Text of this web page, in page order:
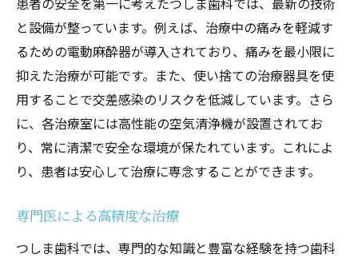
と設備が整っています。例えば、治療中の痛みを軽減す
るための電動麻酔器が導入されており、痛みを最小限に
抑えた治療が可能です。また、使い捨ての治療器具を使
用することで交差感染のリスクを低減しています。さら
に、各治療室には高性能の空気清浄機が設置されてお
り、常に清潔で安全な環境が保たれています。これによ
り、患者は安心して治療に専念することができます。
専門医による高精度な治療
つしま歯科では、専門的な知識と豊富な経験を持つ歯科